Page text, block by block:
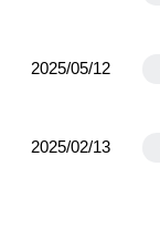
2025/05/12
2025/02/13